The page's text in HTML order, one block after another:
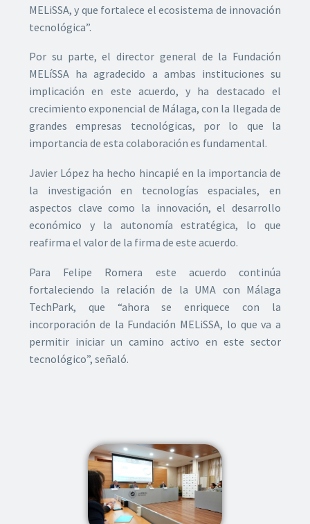
MELiSSA, y que fortalece el ecosistema de innovación
tecnológica”.
Por su parte, el director general de la Fundación
MELíSSA ha agradecido a ambas instituciones su
implicación en este acuerdo, y ha destacado el
crecimiento exponencial de Málaga, con la llegada de
grandes empresas tecnológicas, por lo que la
importancia de esta colaboración es fundamental.
Javier López ha hecho hincapié en la importancia de
la investigación en tecnologías espaciales, en
aspectos clave como la innovación, el desarrollo
económico y la autonomía estratégica, lo que
reafirma el valor de la firma de este acuerdo.
Para Felipe Romera este acuerdo continúa
fortaleciendo la relación de la UMA con Málaga
TechPark, que “ahora se enriquece con la
incorporación de la Fundación MELiSSA, lo que va a
permitir iniciar un camino activo en este sector
tecnológico”, señaló.